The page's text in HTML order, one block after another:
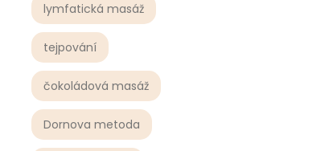
lymfatická masáž
tejpování
čokoládová masáž
Dornova metoda